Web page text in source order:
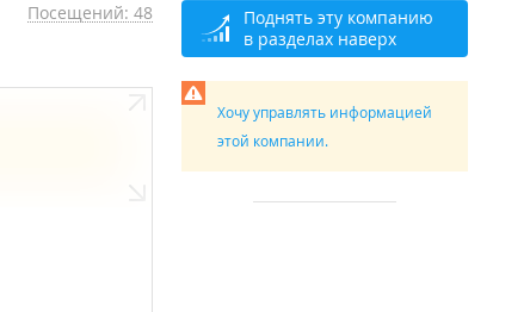
Посещений: 48
Поднять эту компанию
в разделах наверх
Хочу управлять информацией
этой компании.